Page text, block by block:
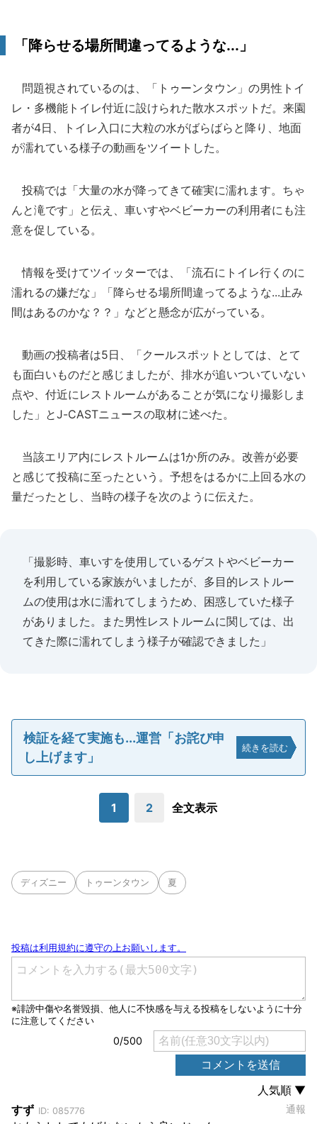
「降らせる場所間違ってるような...」
問題視されているのは、「トゥーンタウン」の男性トイ
レ・多機能トイレ付近に設けられた散水スポットだ。来園
者が4日、トイレ入口に大粒の水がばらばらと降り、地面
が濡れている様子の動画をツイートした。
投稿では「大量の水が降ってきて確実に濡れます。ちゃ
んと滝です」と伝え、車いすやベビーカーの利用者にも注
意を促している。
情報を受けてツイッターでは、「流石にトイレ行くのに
濡れるの嫌だな」「降らせる場所間違ってるような...止み
間はあるのかな？？」などと懸念が広がっている。
動画の投稿者は5日、「クールスポットとしては、とて
も面白いものだと感じましたが、排水が追いついていない
点や、付近にレストルームがあることが気になり撮影しま
した」とJ-CASTニュースの取材に述べた。
当該エリア内にレストルームは1か所のみ。改善が必要
と感じて投稿に至ったという。予想をはるかに上回る水の
量だったとし、当時の様子を次のように伝えた。
「撮影時、車いすを使用しているゲストやベビーカー
を利用している家族がいましたが、多目的レストルー
ムの使用は水に濡れてしまうため、困惑していた様子
がありました。また男性レストルームに関しては、出
てきた際に濡れてしまう様子が確認できました」
検証を経て実施も...運営「お詫び申
し上げます」
続きを読む
1 2 全文表示
ディズニー トゥーンタウン 夏